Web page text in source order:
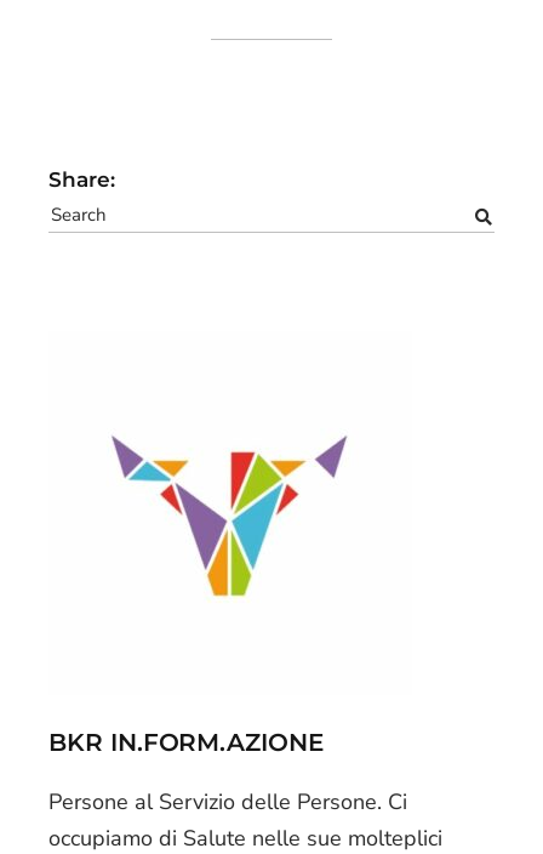
Share:
BKR IN.FORM.AZIONE
Persone al Servizio delle Persone. Ci
occupiamo di Salute nelle sue molteplici